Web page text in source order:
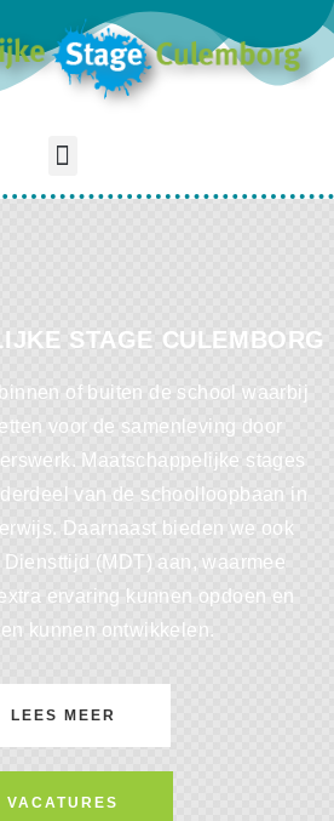
STAGE CULEMBORG
of buiten de school waarbij
voor de samenleving door
Maatschappelijke stages
van de schoolloopbaan in
Daarnaast bieden we ook
(MDT) aan, waarmee
ervaring kunnen opdoen en
kunnen ontwikkelen.
LEES MEER
VACATURES